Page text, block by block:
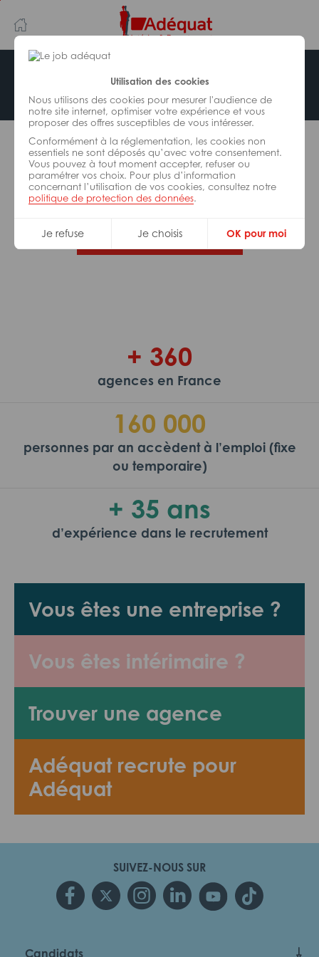
Utilisation des cookies
Nous utilisons des cookies pour mesurer l'audience de
notre site internet, optimiser votre expérience et vous
proposer des offres susceptibles de vous intéresser.
Conformément à la réglementation, les cookies non
essentiels ne sont déposés qu’avec votre consentement.
Vous pouvez à tout moment accepter, refuser ou
paramétrer vos choix. Pour plus d’information
concernant l’utilisation de vos cookies, consultez notre
politique de protection des données.
Je refuse Je choisis OK pour moi
au
contenu
principal
navigation
Offre indisponible
L’offre d’emploi que vous tentez de consulter n’est
plus disponible.
De nombreuses autres missions peuvent vous
correspondre, consultez toutes nos offres.
Trouvez votre job Adéquat !
Vous êtes une entreprise ?
Vous êtes intérimaire ?
Trouver une agence
Adéquat recrute pour
Adéquat
+ 360
agences en France
160 000
personnes par an accèdent à l’emploi (fixe
ou temporaire)
+ 35 ans
d’expérience dans le recrutement
SUIVEZ-NOUS SUR
Candidats